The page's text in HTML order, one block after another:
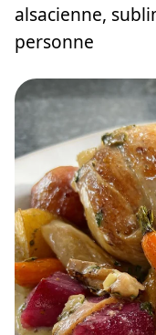
alsacienne,
personne